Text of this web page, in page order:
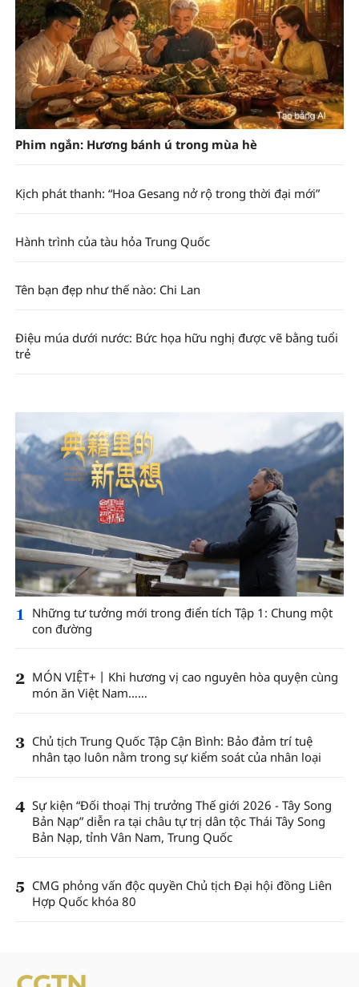
Phim ngắn: Hương bánh ú trong mùa hè
Kịch phát thanh: “Hoa Gesang nở rộ trong thời đại mới”
Hành trình của tàu hỏa Trung Quốc
Tên bạn đẹp như thế nào: Chi Lan
Điệu múa dưới nước: Bức họa hữu nghị được vẽ bằng tuổi
trẻ
1
Những tư tưởng mới trong điển tích Tập 1: Chung một
con đường
2 MÓN VIỆT+丨Khi hương vị cao nguyên hòa quyện cùng
món ăn Việt Nam……
3 Chủ tịch Trung Quốc Tập Cận Bình: Bảo đảm trí tuệ
nhân tạo luôn nằm trong sự kiểm soát của nhân loại
4 Sự kiện “Đối thoại Thị trưởng Thế giới 2026 - Tây Song
Bản Nạp” diễn ra tại châu tự trị dân tộc Thái Tây Song
Bản Nạp, tỉnh Vân Nam, Trung Quốc
5 CMG phỏng vấn độc quyền Chủ tịch Đại hội đồng Liên
Hợp Quốc khóa 80